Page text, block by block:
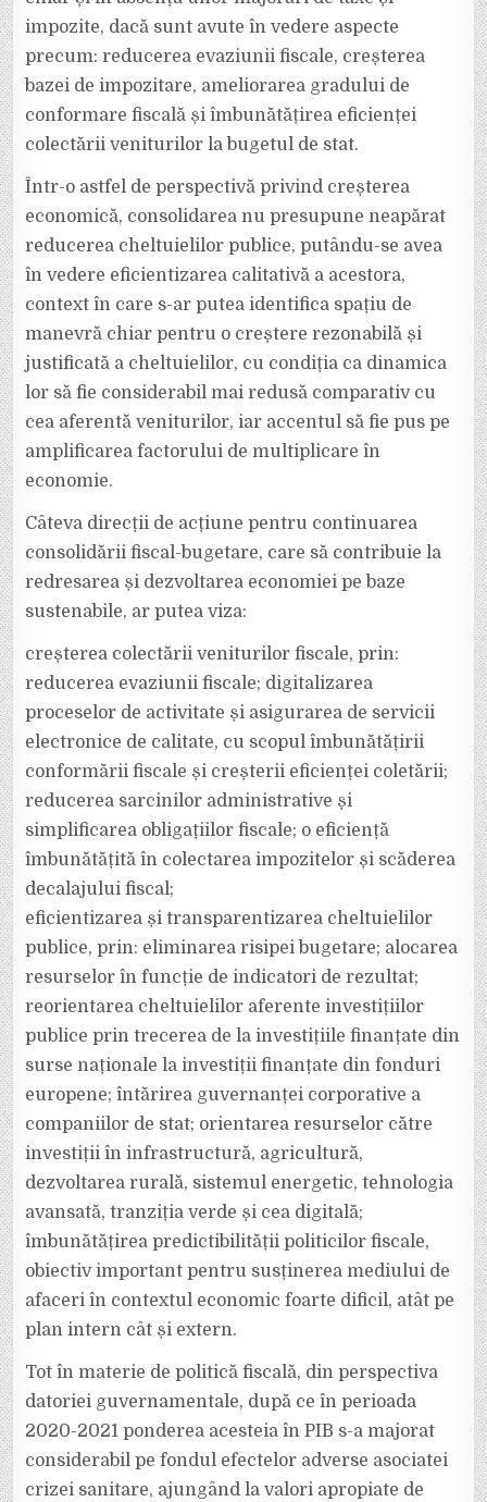
impozite, dacă sunt avute în vedere aspecte
precum: reducerea evaziunii fiscale, creșterea
bazei de impozitare, ameliorarea gradului de
conformare fiscală și îmbunătățirea eficienței
colectării veniturilor la bugetul de stat.
Într-o astfel de perspectivă privind creșterea
economică, consolidarea nu presupune neapărat
reducerea cheltuielilor publice, putându-se avea
în vedere eficientizarea calitativă a acestora,
context în care s-ar putea identifica spațiu de
manevră chiar pentru o creștere rezonabilă și
justificată a cheltuielilor, cu condiția ca dinamica
lor să fie considerabil mai redusă comparativ cu
cea aferentă veniturilor, iar accentul să fie pus pe
amplificarea factorului de multiplicare în
economie.
Câteva direcții de acțiune pentru continuarea
consolidării fiscal-bugetare, care să contribuie la
redresarea și dezvoltarea economiei pe baze
sustenabile, ar putea viza:
creșterea colectării veniturilor fiscale, prin:
reducerea evaziunii fiscale; digitalizarea
proceselor de activitate și asigurarea de servicii
electronice de calitate, cu scopul îmbunătățirii
conformării fiscale și creșterii eficienței coletării;
reducerea sarcinilor administrative și
simplificarea obligațiilor fiscale; o eficiență
îmbunătățită în colectarea impozitelor și scăderea
decalajului fiscal;
eficientizarea și transparentizarea cheltuielilor
publice, prin: eliminarea risipei bugetare; alocarea
resurselor în funcție de indicatori de rezultat;
reorientarea cheltuielilor aferente investițiilor
publice prin trecerea de la investițiile finanțate din
surse naționale la investiții finanțate din fonduri
europene; întărirea guvernanței corporative a
companiilor de stat; orientarea resurselor către
investiții în infrastructură, agricultură,
dezvoltarea rurală, sistemul energetic, tehnologia
avansată, tranziția verde și cea digitală;
îmbunătățirea predictibilității politicilor fiscale,
obiectiv important pentru susținerea mediului de
afaceri în contextul economic foarte dificil, atât pe
plan intern cât și extern.
Tot în materie de politică fiscală, din perspectiva
datoriei guvernamentale, după ce în perioada
2020-2021 ponderea acesteia în PIB s-a majorat
considerabil pe fondul efectelor adverse asociatei
crizei sanitare, ajungând la valori apropiate de